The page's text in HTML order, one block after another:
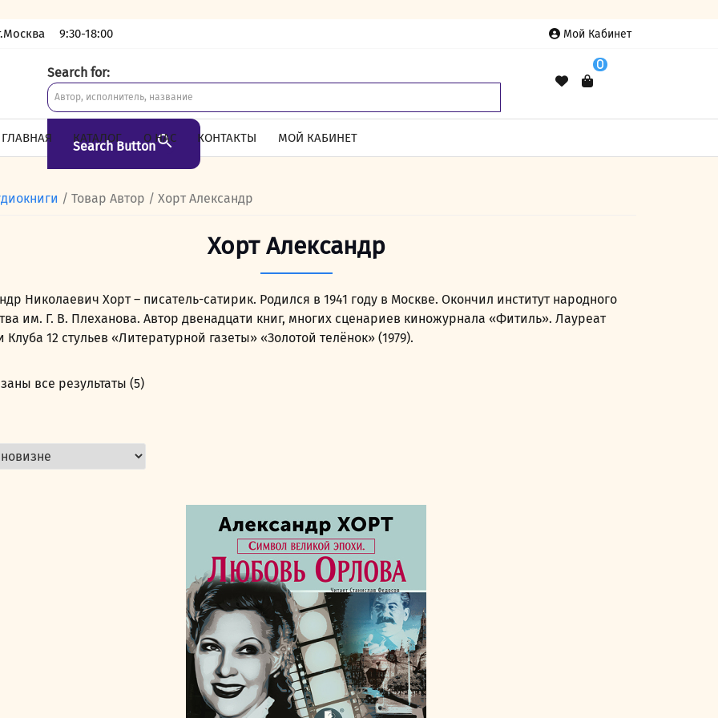
9:30-18:00 Мой Кабинет
Search for:
Search Button
0
ГЛАВНАЯ КАТАЛОГ О НАС КОНТАКТЫ МОЙ КАБИНЕТ
/ Товар Автор / Хорт Александр
Хорт Александр
Николаевич Хорт – писатель-сатирик. Родился в 1941 году в Москве. Окончил институт народного
им. Г. В. Плеханова. Автор двенадцати книг, многих сценариев киножурнала «Фитиль». Лауреат
12 стульев «Литературной газеты» «Золотой телёнок» (1979).
все результаты (5)Сортировка: